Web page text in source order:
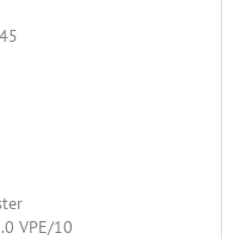
VPE/10